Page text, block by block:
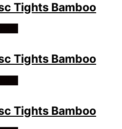
til Tights Bamboo
Tights Bamboo
Tights Bamboo